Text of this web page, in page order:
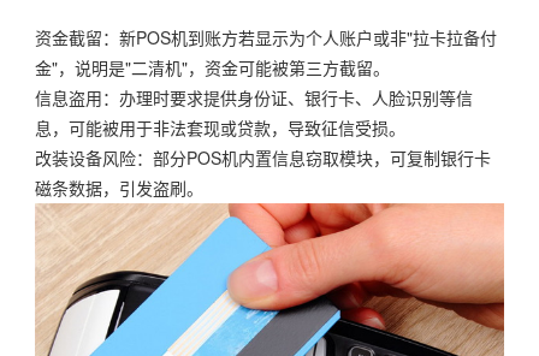
资金截留：新POS机到账方若显示为个人账户或非"拉卡拉备付
金"，说明是"二清机"，资金可能被第三方截留。
信息盗用：办理时要求提供身份证、银行卡、人脸识别等信
息，可能被用于非法套现或贷款，导致征信受损。
改装设备风险：部分POS机内置信息窃取模块，可复制银行卡
磁条数据，引发盗刷。